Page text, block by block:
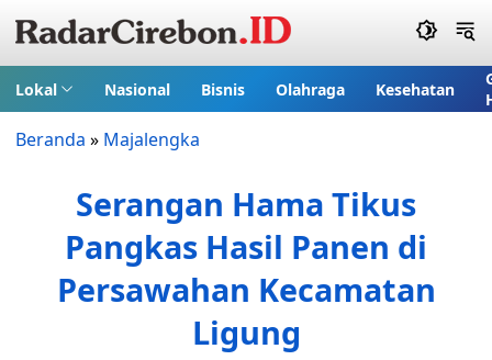
Lokal Nasional Bisnis Olahraga Kesehatan
Beranda » Majalengka
Serangan Hama Tikus
Pangkas Hasil Panen di
Persawahan Kecamatan
Ligung